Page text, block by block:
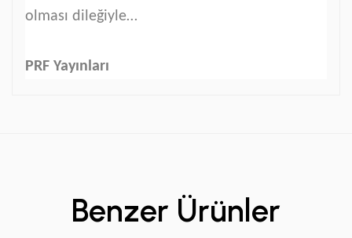
olması dileğiyle…
PRF Yayınları
Benzer Ürünler